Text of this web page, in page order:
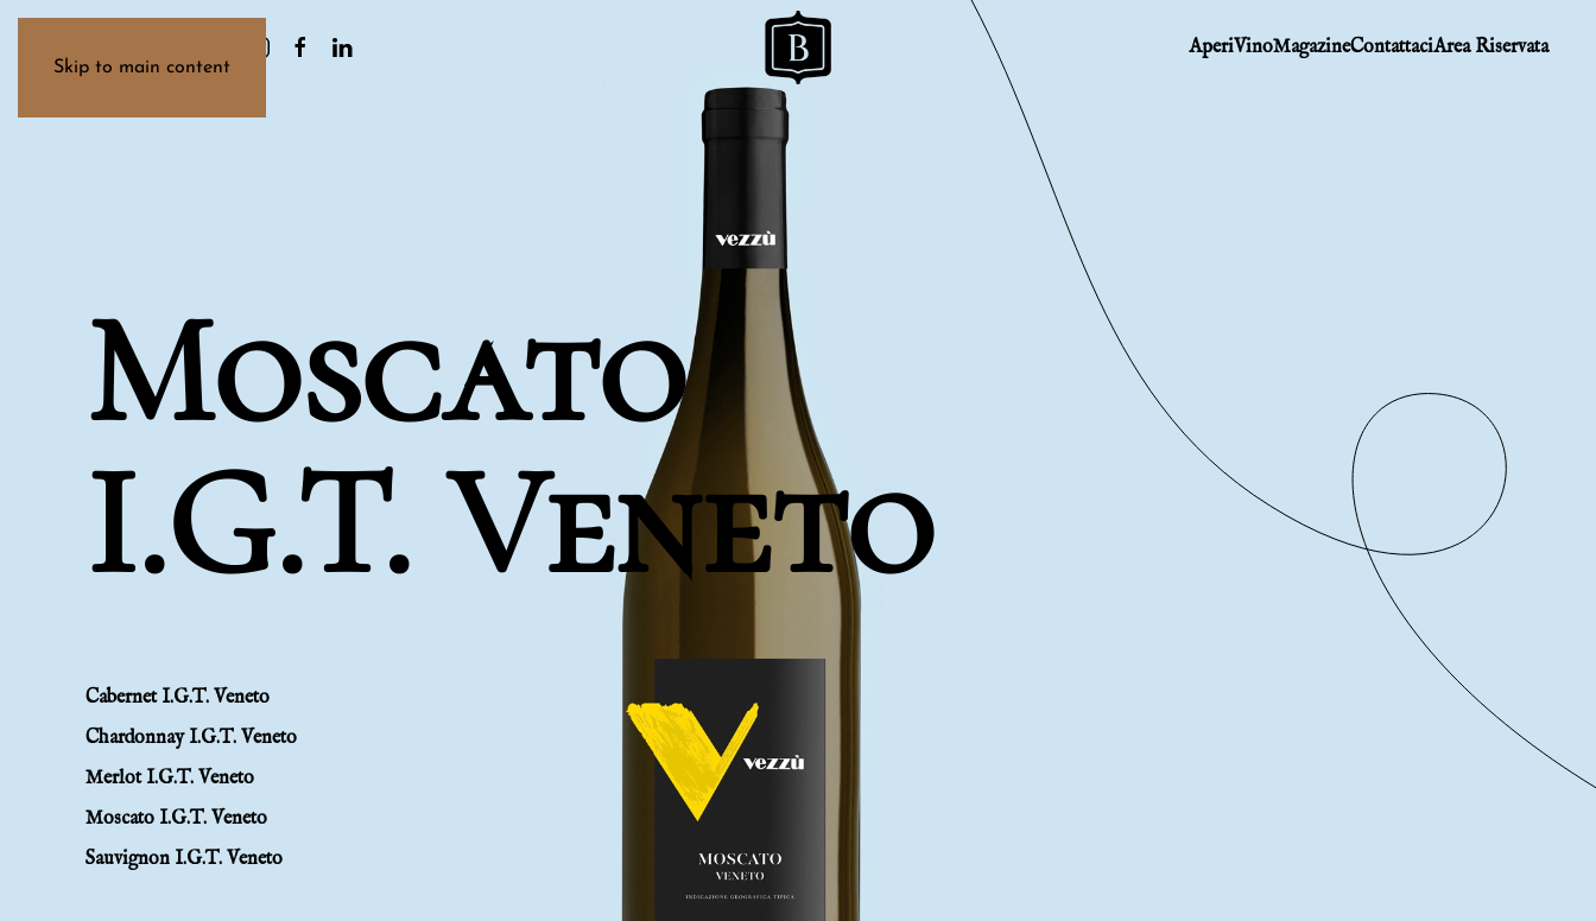
Skip to main content
AperiVinoMagazineContattaciArea Riservata
Moscato
I.G.T. Veneto
Cabernet I.G.T. Veneto
Chardonnay I.G.T. Veneto
Merlot I.G.T. Veneto
Moscato I.G.T. Veneto
Sauvignon I.G.T. Veneto